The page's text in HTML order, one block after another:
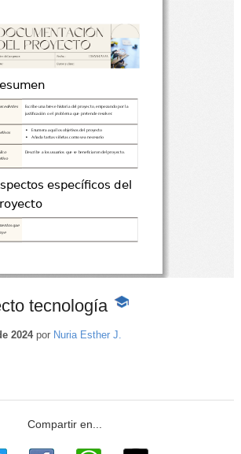
tecnología -
educativo
2024por Nuria Esther J.